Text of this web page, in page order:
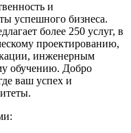
и
успешного бизнеса.
более 250 услуг, в
проектированию,
инженерным
обучению. Добро
ваш успех и